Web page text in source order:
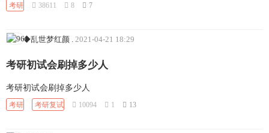
考研 38611 8 7
◆乱世梦红颜 2021-04-21 18:29
考研初试会刷掉多少人
考研初试会刷掉多少人
考研 考研复试 10094 1 13